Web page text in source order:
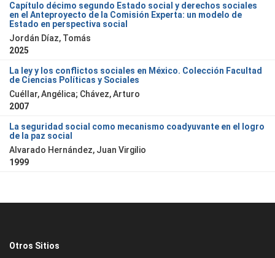
Capítulo décimo segundo Estado social y derechos sociales
en el Anteproyecto de la Comisión Experta: un modelo de
Estado en perspectiva social
Jordán Díaz, Tomás
2025
La ley y los conflictos sociales en México. Colección Facultad
de Ciencias Políticas y Sociales
Cuéllar, Angélica; Chávez, Arturo
2007
La seguridad social como mecanismo coadyuvante en el logro
de la paz social
Alvarado Hernández, Juan Virgilio
1999
Otros Sitios